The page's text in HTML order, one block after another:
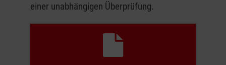
einer unabhängigen Überprüfung.